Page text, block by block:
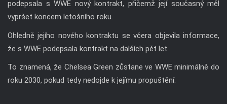
podepsala s WWE nový kontrakt, přičemž její současný měl
vypršet koncem letošního roku.
Ohledně jejího nového kontraktu se včera objevila informace,
že s WWE podepsala kontrakt na dalších pět let.
To znamená, že Chelsea Green zůstane ve WWE minimálně do
roku 2030, pokud tedy nedojde k jejímu propuštění.